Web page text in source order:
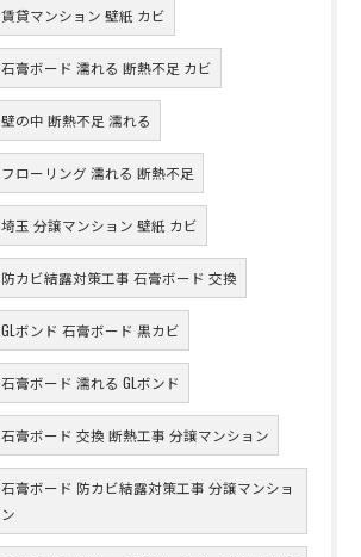
賃貸マンション 壁紙 カビ
石膏ボード 濡れる 断熱不足 カビ
壁の中 断熱不足 濡れる
フローリング 濡れる 断熱不足
埼玉 分譲マンション 壁紙 カビ
防カビ結露対策工事 石膏ボード 交換
GLボンド 石膏ボード 黒カビ
石膏ボード 濡れる GLボンド
石膏ボード 交換 断熱工事 分譲マンション
石膏ボード 防カビ結露対策工事 分譲マンショ
ン